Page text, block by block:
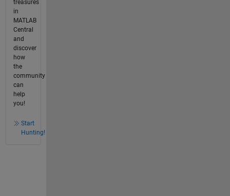
treasures
in
MATLAB
Central
and
discover
how
the
community
can
help
you!
Start
Hunting!